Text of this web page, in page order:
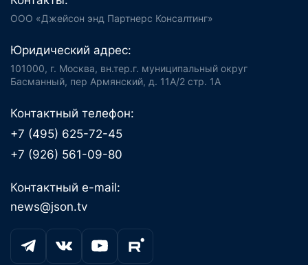
ООО «Джейсон энд Партнерс Консалтинг»
Юридический адрес:
101000, г. Москва, вн.тер.г. муниципальный округ
Басманный, пер Армянский, д. 11А/2 стр. 1А
Контактный телефон:
+7 (495) 625-72-45
+7 (926) 561-09-80
Контактный e-mail:
news@json.tv